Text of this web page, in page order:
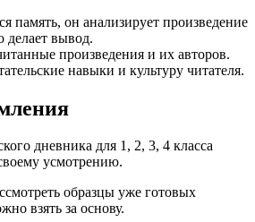
память, он анализирует произведение
делает вывод.
произведения и их авторов.
навыки и культуру читателя.
дневника для 1, 2, 3, 4 класса
усмотрению.
образцы уже готовых
взять за основу.